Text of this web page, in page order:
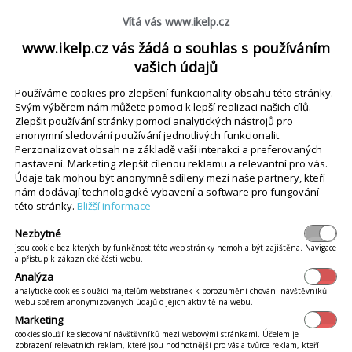
na každom type zariadenia alebo operačnom
netreba inštalovať
na viacerých pracoviskách? Na tabletoch? Na
na webe a vy už len nastavíte prístupové práva. S
aplikácia je v zabezpečenom
aplikáciou vás tieto veci nemusia trápiť. Údaje sú
údaje sú chránené nie len pred neoprávneným
naviac o zabezpečenie údajov a ich pravidelné
webová aplikácia sa neinštaluje
Ak ste to už zažili, spomeňte si na pracnú a otravnú
zariadenie, zadáte webovú adresu a môžete pracovať.
Vítá vás www.ikelp.cz
www.ikelp.cz vás žádá o souhlas s používáním
vašich údajů
Používáme cookies pro zlepšení funkcionality obsahu této stránky.
Svým výběrem nám můžete pomoci k lepší realizaci našich cílů.
Zlepšit používání stránky pomocí analytických nástrojů pro
anonymní sledování používání jednotlivých funkcionalit.
Perzonalizovat obsah na základě vaší interakci a preferovaných
nastavení. Marketing zlepšit cílenou reklamu a relevantní pro vás.
Údaje tak mohou být anonymně sdíleny mezi naše partnery, kteří
nám dodávají technologické vybavení a software pro fungování
této stránky. Bližší informace
Nezbytné
jsou cookie bez kterých by funkčnost této web stránky nemohla být zajištěna. Navigace
a přístup k zákaznické části webu.
Analýza
analytické cookies sloužící majitelům webstránek k porozumění chování návštěvníků
webu sběrem anonymizovaných údajů o jejich aktivitě na webu.
Marketing
cookies slouží ke sledování návštěvníků mezi webovými stránkami. Účelem je
zobrazení relevatních reklam, které jsou hodnotnější pro vás a tvůrce reklam, kteří